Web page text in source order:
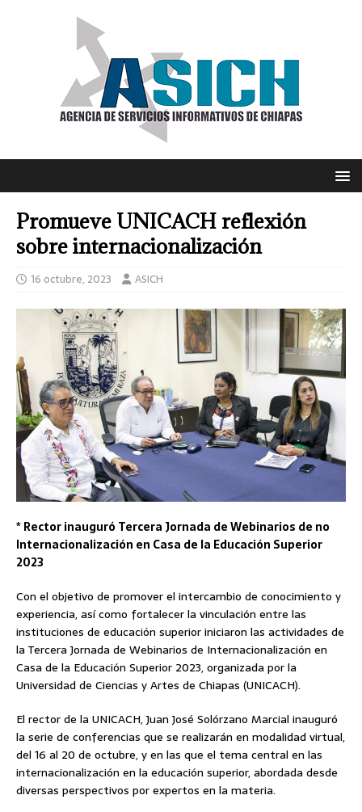
Promueve UNICACH reflexión
sobre internacionalización
16 octubre, 2023 ASICH
* Rector inauguró Tercera Jornada de Webinarios de no
Internacionalización en Casa de la Educación Superior
2023
Con el objetivo de promover el intercambio de conocimiento y
experiencia, así como fortalecer la vinculación entre las
instituciones de educación superior iniciaron las actividades de
la Tercera Jornada de Webinarios de Internacionalización en
Casa de la Educación Superior 2023, organizada por la
Universidad de Ciencias y Artes de Chiapas (UNICACH).
El rector de la UNICACH, Juan José Solórzano Marcial inauguró
la serie de conferencias que se realizarán en modalidad virtual,
del 16 al 20 de octubre, y en las que el tema central en las
internacionalización en la educación superior, abordada desde
diversas perspectivos por expertos en la materia.